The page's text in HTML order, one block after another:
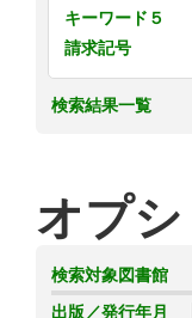
キーワード５
請求記号
検索結果一覧
オプ
検索対象図書館
出版／発行年月